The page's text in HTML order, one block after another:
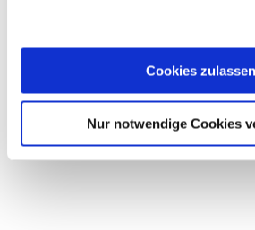
Cookies, wenn Sie unsere Webseite
Cookies zulassen
Nur notwendige Cookies
Toeristische informatie
Obertal 9a
Tel.02604-95250